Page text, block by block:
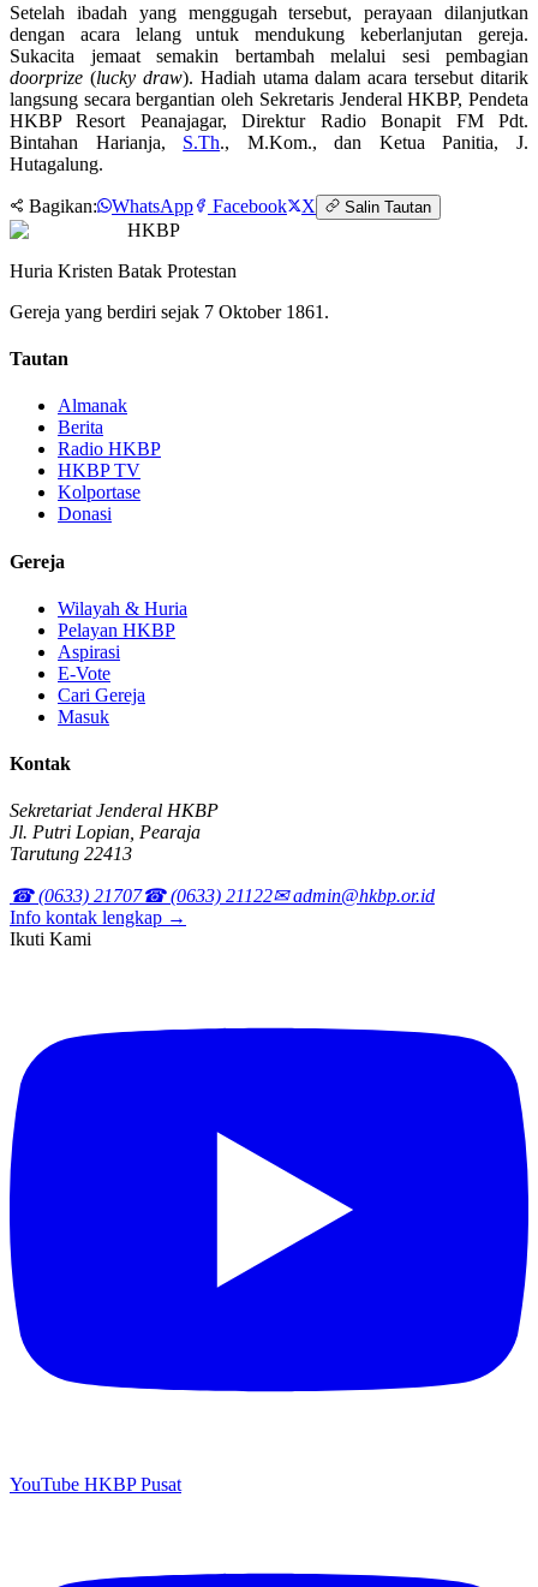
Setelah ibadah yang menggugah tersebut, perayaan dilanjutkan
dengan acara lelang untuk mendukung keberlanjutan gereja.
Sukacita jemaat semakin bertambah melalui sesi pembagian
doorprize (lucky draw). Hadiah utama dalam acara tersebut ditarik
langsung secara bergantian oleh Sekretaris Jenderal HKBP, Pendeta
HKBP Resort Peanajagar, Direktur Radio Bonapit FM Pdt.
Bintahan Harianja, S.Th., M.Kom., dan Ketua Panitia, J.
Hutagalung.
Bagikan: WhatsApp Facebook X Salin Tautan
HKBP
Huria Kristen Batak Protestan
Gereja yang berdiri sejak 7 Oktober 1861.
Tautan
Almanak
Berita
Radio HKBP
HKBP TV
Kolportase
Donasi
Gereja
Wilayah & Huria
Pelayan HKBP
Aspirasi
E-Vote
Cari Gereja
Masuk
Kontak
Sekretariat Jenderal HKBP
Jl. Putri Lopian, Pearaja
Tarutung 22413
☎ (0633) 21707☎ (0633) 21122✉ admin@hkbp.or.id
Info kontak lengkap →
Ikuti Kami
YouTube HKBP Pusat